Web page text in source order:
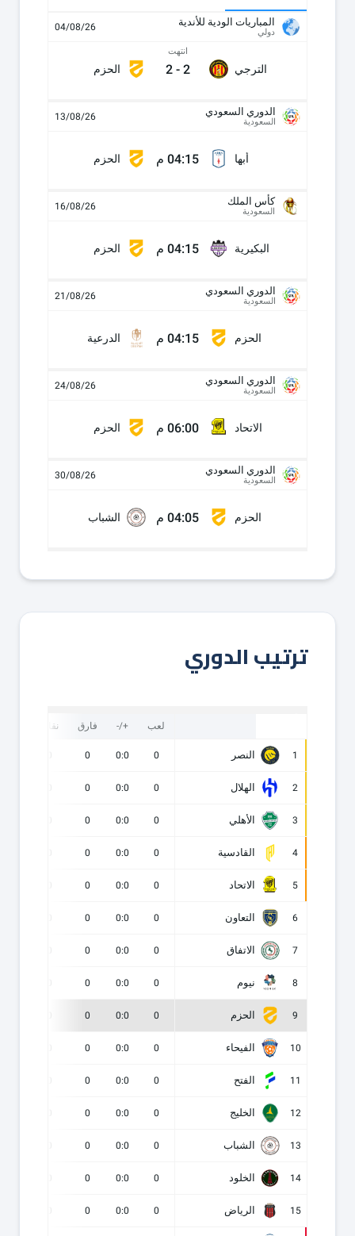
المباريات الودية للأندية
دولي 04/08/26
الترجي
انتهت
2
-
2 الحزم
الدوري السعودي
السعودية 13/08/26
أبها 04:15 م الحزم
كأس الملك
السعودية 16/08/26
البكيرية 04:15 م الحزم
الدوري السعودي
السعودية 21/08/26
الحزم 04:15 م الدرعية
الدوري السعودي
السعودية 24/08/26
الاتحاد 06:00 م الحزم
الدوري السعودي
السعودية 30/08/26
الحزم 04:05 م الشباب
ترتيب الدوري
لعب +/- فارق نقاط
1 النصر 0
0:0
0
2 الهلال 0
0:0
0
3 الأهلي 0
0:0
0
4 القادسية 0
0:0
0
5 الاتحاد 0
0:0
0
6 التعاون 0
0:0
0
7 الاتفاق 0
0:0
0
8 نيوم 0
0:0
0
9 الحزم 0
0:0
0
10 الفيحاء 0
0:0
0
11 الفتح 0
0:0
0
12 الخليج 0
0:0
0
13 الشباب 0
0:0
0
14 الخلود 0
0:0
0
15 الرياض 0
0:0
0